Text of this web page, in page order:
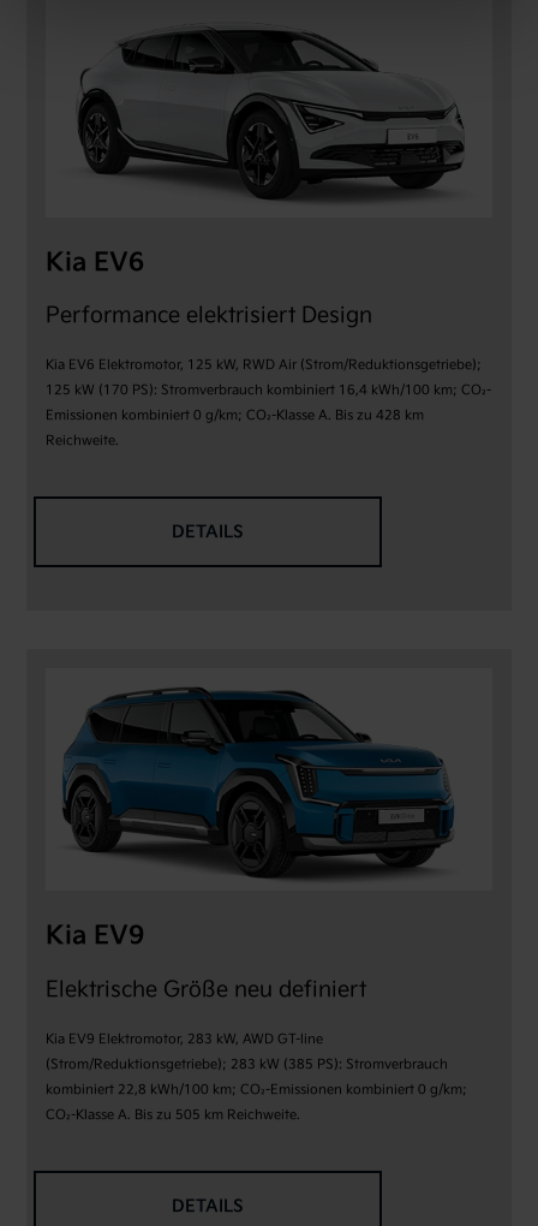
Kia EV6
Performance elektrisiert Design
Kia EV6 Elektromotor, 125 kW, RWD Air (Strom/Reduktionsgetriebe);
125 kW (170 PS): Stromverbrauch kombiniert 16,4 kWh/100 km; CO₂-
Emissionen kombiniert 0 g/km; CO₂-Klasse A. Bis zu 428 km
Reichweite.
DETAILS
Kia EV9
Elektrische Größe neu definiert
Kia EV9 Elektromotor, 283 kW, AWD GT-line
(Strom/Reduktionsgetriebe); 283 kW (385 PS): Stromverbrauch
kombiniert 22,8 kWh/100 km; CO₂-Emissionen kombiniert 0 g/km;
CO₂-Klasse A. Bis zu 505 km Reichweite.
DETAILS